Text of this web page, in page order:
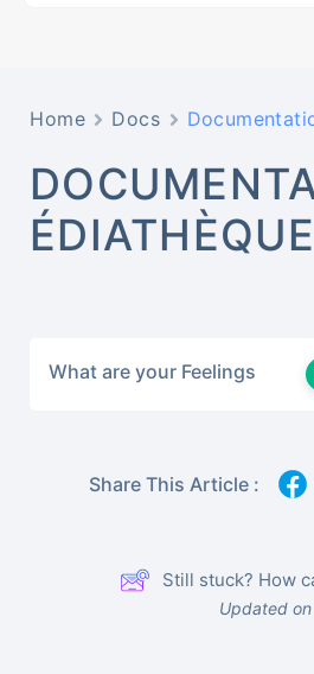
Home Docs
ÉDIATHÈQUE
What are your Feelings
Share This Article :
Still stuck? How
Updated on